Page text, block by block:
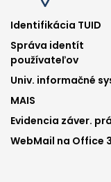
Footer
menu
1
Identifikácia TUID
Správa identít
používateľov
Univ. informačné
MAIS
Evidencia záver.
WebMail na Office